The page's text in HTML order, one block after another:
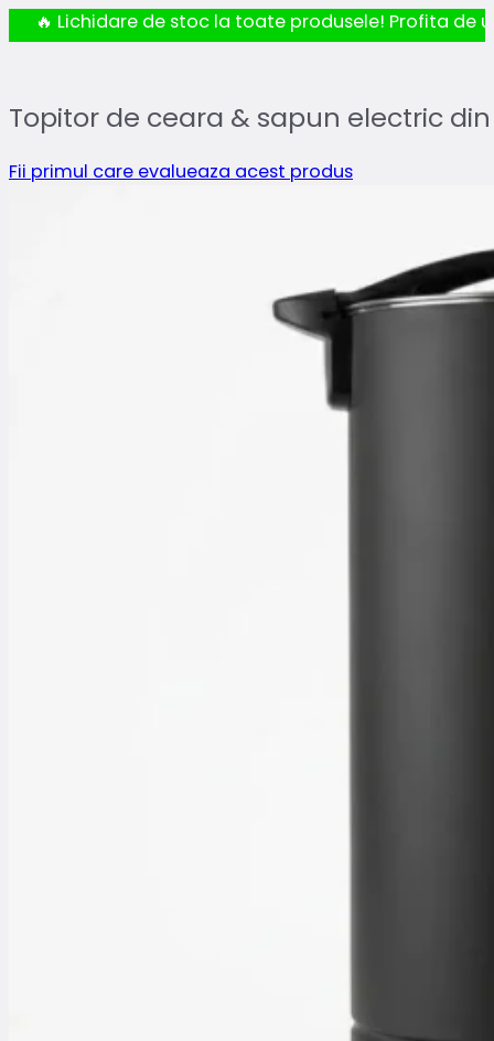
🔥 Lichidare de stoc la toate produsele! Profita de
Topitor de ceara & sapun electric din
Fii primul care evalueaza acest produs